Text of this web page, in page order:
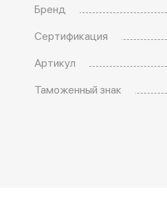
Бренд
Сертификация
Артикул
Таможенный знак